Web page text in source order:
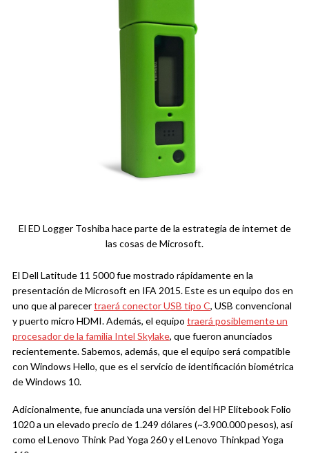
El ED Logger Toshiba hace parte de la estrategia de internet de
las cosas de Microsoft.
El Dell Latitude 11 5000 fue mostrado rápidamente en la
presentación de Microsoft en IFA 2015. Este es un equipo dos en
uno que al parecertraerá conector USB tipo C, USB convencional
y puerto micro HDMI. Además, el equipo traerá posiblemente un
procesador de la familia Intel Skylake, que fueron anunciados
recientemente. Sabemos, además, que el equipo será compatible
con Windows Hello, que es el servicio de identificación biométrica
de Windows 10.
Adicionalmente, fue anunciada una versión del HP Elitebook Folio
1020 a un elevado precio de 1.249 dólares (~3.900.000 pesos), así
como el Lenovo Think Pad Yoga 260 y el Lenovo Thinkpad Yoga